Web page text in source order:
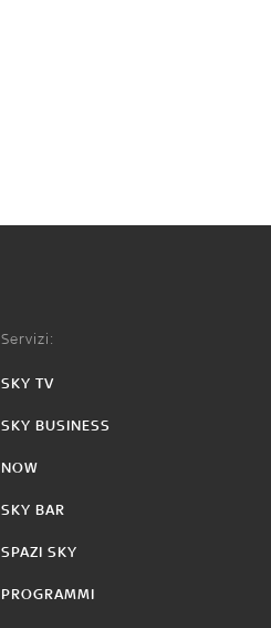
Servizi:
SKY TV
SKY BUSINESS
NOW
SKY BAR
SPAZI SKY
PROGRAMMI